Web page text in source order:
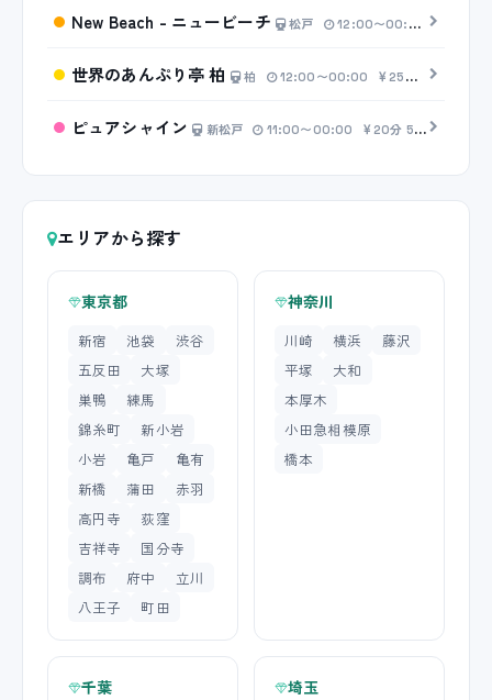
New Beach - ニュービーチ 松戸 12:00〜00:00
世界のあんぷり亭 柏 柏 12:00〜00:00 25分 2,500円〜
ピュアシャイン 新松戸 11:00〜00:00 20分 5,000円〜
エリアから探す
東京都
新宿 池袋
渋谷
五反田
大塚
巣鴨
練馬
錦糸町
新小岩
小岩
亀戸
亀有
新橋
蒲田
赤羽
高円寺
荻窪
吉祥寺
国分寺
調布
府中
立川
八王子
町田
神奈川
川崎 横浜
藤沢
平塚
大和
本厚木
小田急相模原
橋本
千葉 埼玉